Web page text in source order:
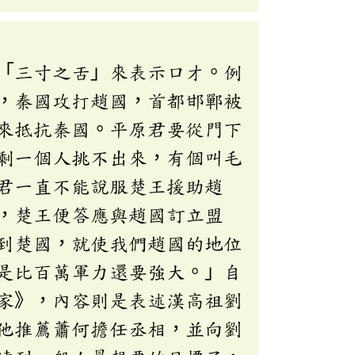
三寸之舌」來表示口才。例
秦國攻打趙國，首都邯鄲被
抵抗秦國。平原君要從門下
一個人挑不出來，有個叫毛
一直不能說服楚王援助趙
楚王便答應與趙國訂立盟
楚國，就使我們趙國的地位
比百萬軍力還要強大。」自
》，內容則是表述漢高祖劉
推薦蕭何擔任丞相，並向劉